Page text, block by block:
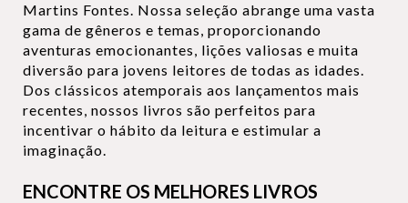
Martins Fontes. Nossa seleção abrange uma vasta
gama de gêneros e temas, proporcionando
aventuras emocionantes, lições valiosas e muita
diversão para jovens leitores de todas as idades.
Dos clássicos atemporais aos lançamentos mais
recentes, nossos livros são perfeitos para
incentivar o hábito da leitura e estimular a
imaginação.
ENCONTRE OS MELHORES LIVROS